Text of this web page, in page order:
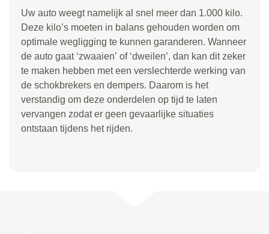
Uw auto weegt namelijk al snel meer dan 1.000 kilo.
Deze kilo’s moeten in balans gehouden worden om
optimale wegligging te kunnen garanderen. Wanneer
de auto gaat ‘zwaaien’ of ‘dweilen’, dan kan dit zeker
te maken hebben met een verslechterde werking van
de schokbrekers en dempers. Daarom is het
verstandig om deze onderdelen op tijd te laten
vervangen zodat er geen gevaarlijke situaties
ontstaan tijdens het rijden.